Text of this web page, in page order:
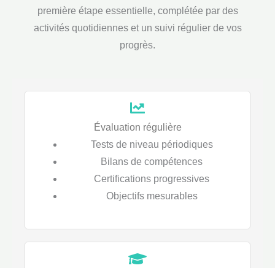
première étape essentielle, complétée par des
activités quotidiennes et un suivi régulier de vos
progrès.
Évaluation régulière
Tests de niveau périodiques
Bilans de compétences
Certifications progressives
Objectifs mesurables